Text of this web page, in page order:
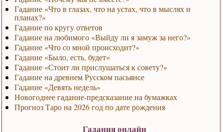
Гадание «Что в глазах, что на устах, что в мыслях и
планах?»
Гадание по кругу ответов
Гадание на любимого «Выйду ли я замуж за него?»
Гадание «Что со мной происходит?»
Гадание «Было, есть, будет»
Гадание «Стоит ли прислушаться к совету?»
Гадание на древнем Русском пасьянсе
Гадание «Девять недель»
Новогоднее гадание-предсказание на бумажках
Прогноз Таро на 2026 год по дате рождения
Гадания онлайн